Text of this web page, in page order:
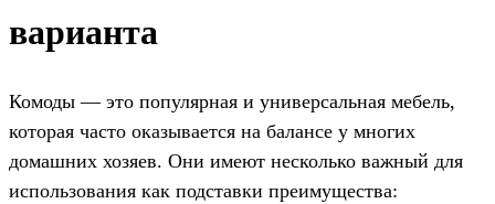
варианта
Комоды — это популярная и универсальная мебель,
которая часто оказывается на балансе у многих
домашних хозяев. Они имеют несколько важный для
использования как подставки преимущества: